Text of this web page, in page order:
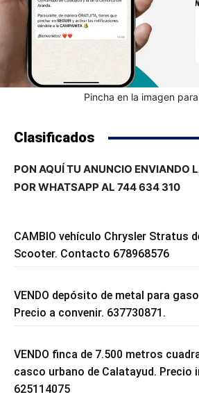
Pincha en la imagen
Clasificados
PON AQUÍ TU ANUNCIO ENVIANDO
POR WHATSAPP AL 744 634 310
CAMBIO vehículo Chrysler Stratus
Scooter. Contacto 678968576
VENDO depósito de metal para
Precio a convenir. 637730871.
VENDO finca de 7.500 metros
casco urbano de Calatayud. Precio
625114075